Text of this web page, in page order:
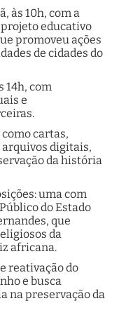
às 10h, com a
educativo
promoveu ações
de cidades do
14h, com
e
cartas,
digitais,
da história
uma com
do Estado
que
da
africana.
reativação do
e busca
na preservação da